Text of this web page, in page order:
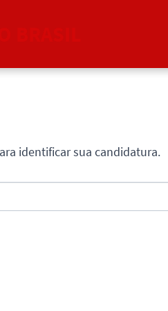
identificar sua candidatura.